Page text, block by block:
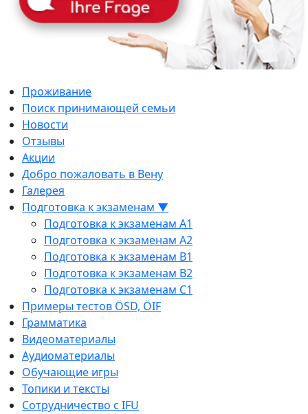
Проживание
Поиск принимающей семьи
Новости
Отзывы
Акции
Добро пожаловать в Вену
Галерея
Подготовка к экзаменам ▼
Подготовка к экзаменам A1
Подготовка к экзаменам A2
Подготовка к экзаменам B1
Подготовка к экзаменам B2
Подготовка к экзаменам C1
Примеры тестов ÖSD, ÖIF
Грамматика
Видеоматериалы
Аудиоматериалы
Обучающие игры
Топики и тексты
Сотрудничество c IFU